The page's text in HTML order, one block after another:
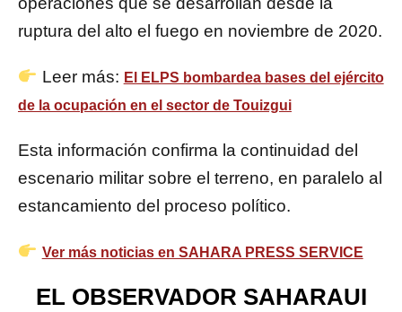
ruptura del alto el fuego en noviembre de 2020.
Leer más: El ELPS bombardea bases del ejército
de la ocupación en el sector de Touizgui
Esta información confirma la continuidad del
escenario militar sobre el terreno, en paralelo al
estancamiento del proceso político.
Ver más noticias en SAHARA PRESS SERVICE
EL OBSERVADOR SAHARAUI